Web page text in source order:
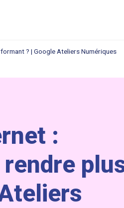
? | Google Ateliers Numériques
: